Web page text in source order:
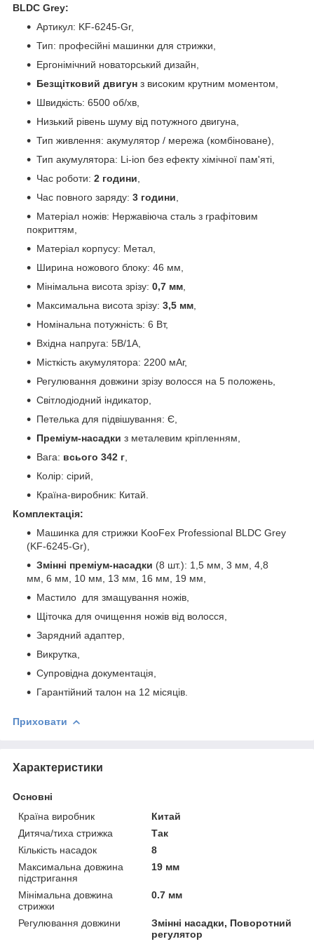
BLDC Grey:
Артикул: KF-6245-Gr,
Тип: професійні машинки для стрижки,
Ергонімічний новаторський дизайн,
Безщітковий двигун з високим крутним моментом,
Швидкість: 6500 об/хв,
Низький рівень шуму від потужного двигуна,
Тип живлення: акумулятор / мережа (комбіноване),
Тип акумулятора: Li-ion без ефекту хімічної пам'яті,
Час роботи: 2 години
Час повного заряду: 3 години
Матеріал ножів: Нержавіюча сталь з графітовим
покриттям,
Матеріал корпусу: Метал,
Ширина ножового блоку: 46 мм,
Мінімальна висота зрізу: 0,7 мм
Максимальна висота зрізу: 3,5 мм
Номінальна потужність: 6 Вт,
Вхідна напруга: 5В/1А,
Місткість акумулятора: 2200 мАг,
Регулювання довжини зрізу волосся на 5 положень,
Світлодіодний індикатор,
Петелька для підвішування: Є,
Преміум-насадки з металевим кріпленням,
Вага: всього 342 г
Колір: сірий,
Країна-виробник: Китай.
Комплектація:
Машинка для стрижки KooFex Professional BLDC Grey
(KF-6245-Gr),
Змінні преміум-насадки (8 шт.): 1,5 мм, 3 мм, 4,8
мм, 6 мм, 10 мм, 13 мм, 16 мм, 19 мм,
Мастило для змащування ножів,
Щіточка для очищення ножів від волосся,
Зарядний адаптер,
Викрутка,
Супровідна документація,
Гарантійний талон на 12 місяців.
Приховати
Характеристики
Основні
Країна виробник
Китай
Дитяча/тиха стрижка
Так
Кількість насадок
8
Максимальна довжина
підстригання
19 мм
Мінімальна довжина
стрижки
0.7 мм
Регулювання довжини
Змінні насадки, Поворотний
регулятор